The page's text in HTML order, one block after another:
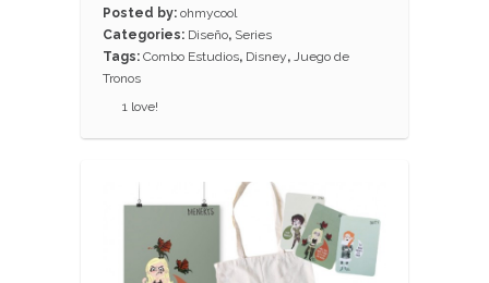
Posted by: ohmycool
Categories: Diseño, Series
Tags: Combo Estudios, Disney, Juego de
Tronos
1 love!